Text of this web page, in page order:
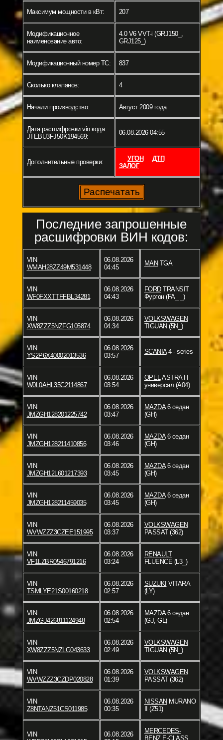
Максимум мощности в кВт: 207
Модификационное
наименование авто:
4.0 V6 VVT-i (GRJ150_,
GRJ125_)
Модификационный номер ТС: 837
Сколько клапанов: 4
Начали производство: Август 2009 года
Дата расшифровки vin кода
JTEBU3FJ50K194569:
06.08.2026 04:55
Дополнительные проверки: УГОН
ДТП
ЗАЛОГ
Последние запрошенные
расшифровки ВИН кодов:
VIN
WMAH28ZZ49M531448
06.08.2026
04:45
MAN TGA
VIN
WF0FXXTTFFBL34281
06.08.2026
04:43
FORDTRANSIT
Фургон (FA_ _)
VIN
XW8ZZZ5NZFG105874
06.08.2026
04:34
VOLKSWAGEN
TIGUAN (5N_)
VIN
YS2P6X40002013536
06.08.2026
03:57
SCANIA4 - series
VIN
W0L0AHL35C2114867
06.08.2026
03:54
OPELASTRA H
универсал (A04)
VIN
JMZGH128201225742
06.08.2026
03:47
MAZDA6 седан
(GH)
VIN
JMZGH128211410856
06.08.2026
03:46
MAZDA6 седан
(GH)
VIN
JMZGH12L601217393
06.08.2026
03:45
MAZDA6 седан
(GH)
VIN
JMZGH128211459035
06.08.2026
03:45
MAZDA6 седан
(GH)
VIN
WVWZZZ3CZEE151995
06.08.2026
03:37
VOLKSWAGEN
PASSAT (362)
VIN
VF1LZBR0546791216
06.08.2026
03:24
RENAULT
FLUENCE (L3_)
VIN
TSMLYE21S00160218
06.08.2026
02:57
SUZUKI VITARA
(LY)
VIN
JMZGJ426811124948
06.08.2026
02:54
MAZDA6 седан
(GJ, GL)
VIN
XW8ZZZ5NZLG043633
06.08.2026
02:49
VOLKSWAGEN
TIGUAN (5N_)
VIN
WVWZZZ3CZDP020828
06.08.2026
01:39
VOLKSWAGEN
PASSAT (362)
VIN
Z8NTANZ51CS011985
06.08.2026
00:35
NISSAN MURANO
II (Z51)
VIN
06.08.2026
MERCEDES-
BENZE-CLASS